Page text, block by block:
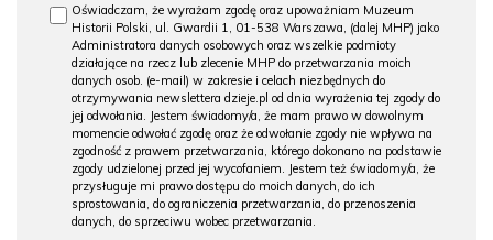
Oświadczam, że wyrażam zgodę oraz upoważniam Muzeum
Historii Polski, ul. Gwardii 1, 01-538 Warszawa, (dalej MHP) jako
Administratora danych osobowych oraz wszelkie podmioty
działające na rzecz lub zlecenie MHP do przetwarzania moich
danych osob. (e-mail) w zakresie i celach niezbędnych do
otrzymywania newslettera dzieje.pl od dnia wyrażenia tej zgody do
jej odwołania. Jestem świadomy/a, że mam prawo w dowolnym
momencie odwołać zgodę oraz że odwołanie zgody nie wpływa na
zgodność z prawem przetwarzania, którego dokonano na podstawie
zgody udzielonej przed jej wycofaniem. Jestem też świadomy/a, że
przysługuje mi prawo dostępu do moich danych, do ich
sprostowania, do ograniczenia przetwarzania, do przenoszenia
danych, do sprzeciwu wobec przetwarzania.